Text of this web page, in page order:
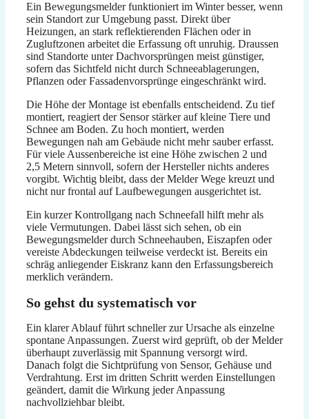
Ein Bewegungsmelder funktioniert im Winter besser, wenn
sein Standort zur Umgebung passt. Direkt über
Heizungen, an stark reflektierenden Flächen oder in
Zugluftzonen arbeitet die Erfassung oft unruhig. Draussen
sind Standorte unter Dachvorsprüngen meist günstiger,
sofern das Sichtfeld nicht durch Schneeablagerungen,
Pflanzen oder Fassadenvorsprünge eingeschränkt wird.
Die Höhe der Montage ist ebenfalls entscheidend. Zu tief
montiert, reagiert der Sensor stärker auf kleine Tiere und
Schnee am Boden. Zu hoch montiert, werden
Bewegungen nah am Gebäude nicht mehr sauber erfasst.
Für viele Aussenbereiche ist eine Höhe zwischen 2 und
2,5 Metern sinnvoll, sofern der Hersteller nichts anderes
vorgibt. Wichtig bleibt, dass der Melder Wege kreuzt und
nicht nur frontal auf Laufbewegungen ausgerichtet ist.
Ein kurzer Kontrollgang nach Schneefall hilft mehr als
viele Vermutungen. Dabei lässt sich sehen, ob ein
Bewegungsmelder durch Schneehauben, Eiszapfen oder
vereiste Abdeckungen teilweise verdeckt ist. Bereits ein
schräg anliegender Eiskranz kann den Erfassungsbereich
merklich verändern.
So gehst du systematisch vor
Ein klarer Ablauf führt schneller zur Ursache als einzelne
spontane Anpassungen. Zuerst wird geprüft, ob der Melder
überhaupt zuverlässig mit Spannung versorgt wird.
Danach folgt die Sichtprüfung von Sensor, Gehäuse und
Verdrahtung. Erst im dritten Schritt werden Einstellungen
geändert, damit die Wirkung jeder Anpassung
nachvollziehbar bleibt.